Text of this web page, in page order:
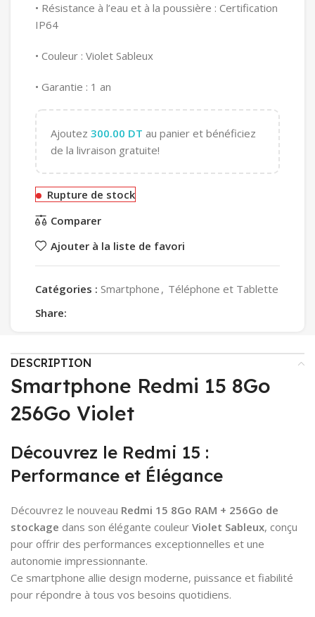
• Résistance à l’eau et à la poussière : Certification
IP64
• Couleur : Violet Sableux
• Garantie : 1 an
Ajoutez 300.00 DT au panier et bénéficiez
de la livraison gratuite!
Rupture de stock
Comparer
Ajouter à la liste de favori
Catégories : Smartphone , Téléphone et Tablette
Share:
DESCRIPTION
Smartphone Redmi 15 8Go
256Go Violet
Découvrez le Redmi 15 :
Performance et Élégance
Découvrez le nouveau Redmi 15 8Go RAM + 256Go de
stockage dans son élégante couleur Violet Sableux, conçu
pour offrir des performances exceptionnelles et une
autonomie impressionnante.
Ce smartphone allie design moderne, puissance et fiabilité
pour répondre à tous vos besoins quotidiens.